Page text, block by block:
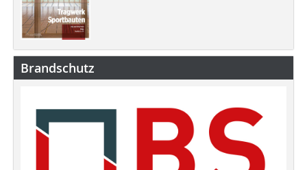
Brandschutz